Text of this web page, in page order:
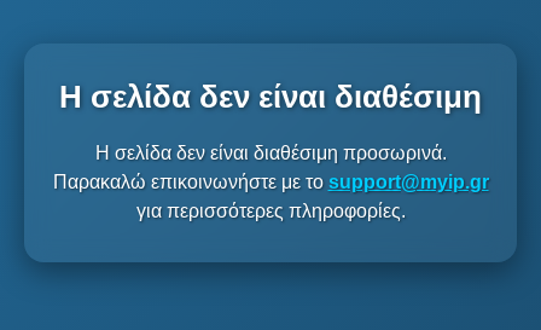
Η σελίδα δεν είναι διαθέσιμη
Η σελίδα δεν είναι διαθέσιμη προσωρινά.
Παρακαλώ επικοινωνήστε με το support@myip.gr
για περισσότερες πληροφορίες.